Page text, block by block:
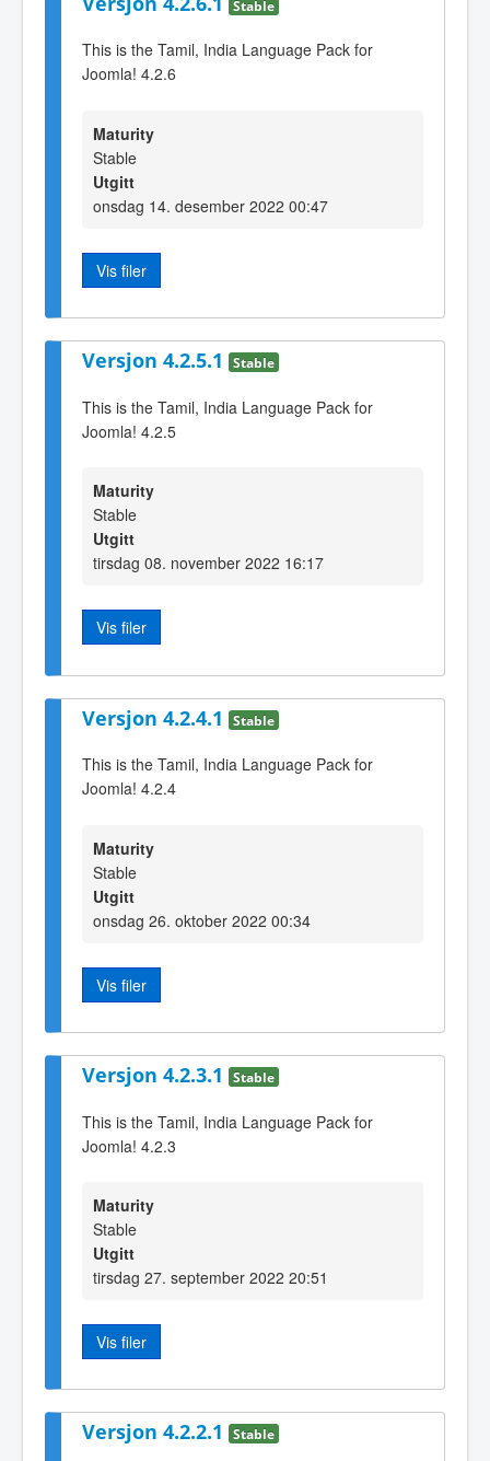
Stable
This is the Tamil, India Language Pack for
Joomla! 4.2.6
Maturity
Stable
Utgitt
onsdag 14. desember 2022 00:47
Vis filer
Versjon 4.2.5.1 Stable
This is the Tamil, India Language Pack for
Joomla! 4.2.5
Maturity
Stable
Utgitt
tirsdag 08. november 2022 16:17
Vis filer
Versjon 4.2.4.1 Stable
This is the Tamil, India Language Pack for
Joomla! 4.2.4
Maturity
Stable
Utgitt
onsdag 26. oktober 2022 00:34
Vis filer
Versjon 4.2.3.1 Stable
This is the Tamil, India Language Pack for
Joomla! 4.2.3
Maturity
Stable
Utgitt
tirsdag 27. september 2022 20:51
Vis filer
Versjon 4.2.2.1 Stable